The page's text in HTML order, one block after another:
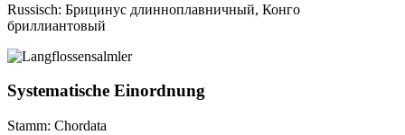
Russisch: Брицинус длинноплавничный, Конго
бриллиантовый
Systematische Einordnung
Stamm: Chordata